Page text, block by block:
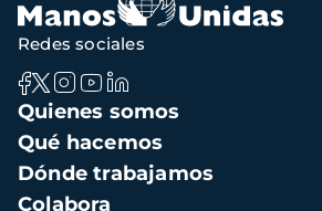
Navegación
principal
Quienes somos
Qué hacemos
Dónde trabajamos
Colabora
Redes sociales